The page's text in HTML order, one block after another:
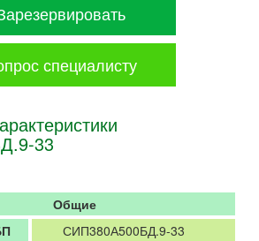
специалисту
33
Общие
СИП380А500БД.9-33